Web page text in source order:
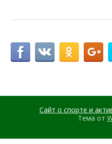
Сайт о спорте и
Тема от